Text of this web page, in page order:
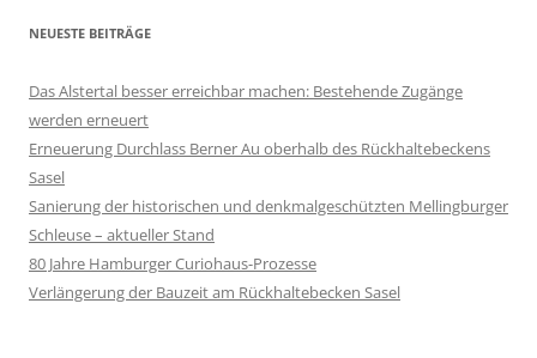
NEUESTE BEITRÄGE
Das Alstertal besser erreichbar machen: Bestehende Zugänge
werden erneuert
Erneuerung Durchlass Berner Au oberhalb des Rückhalte­beckens
Sasel
Sanierung der historischen und denkmalgeschützten Mellingburger
Schleuse – aktueller Stand
80 Jahre Hamburger Curiohaus-Prozesse
Verlängerung der Bauzeit am Rückhaltebecken Sasel